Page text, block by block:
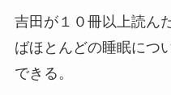
吉田が１０冊以上読ん
ばほとんどの睡眠につ
できる。